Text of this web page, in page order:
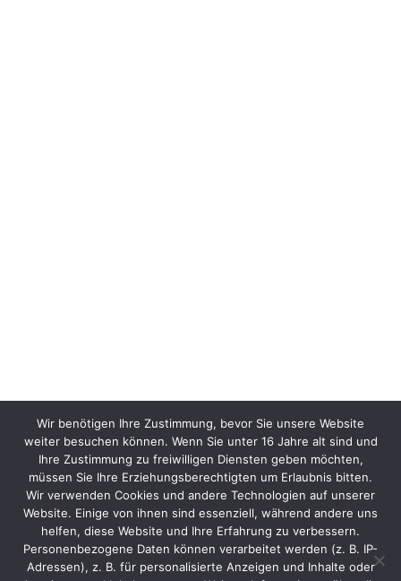
Wir benötigen Ihre Zustimmung, bevor Sie unsere Website
weiter besuchen können. Wenn Sie unter 16 Jahre alt sind und
Ihre Zustimmung zu freiwilligen Diensten geben möchten,
müssen Sie Ihre Erziehungsberechtigten um Erlaubnis bitten.
Wir verwenden Cookies und andere Technologien auf unserer
Website. Einige von ihnen sind essenziell, während andere uns
helfen, diese Website und Ihre Erfahrung zu verbessern.
Personenbezogene Daten können verarbeitet werden (z. B. IP-
Adressen), z. B. für personalisierte Anzeigen und Inhalte oder